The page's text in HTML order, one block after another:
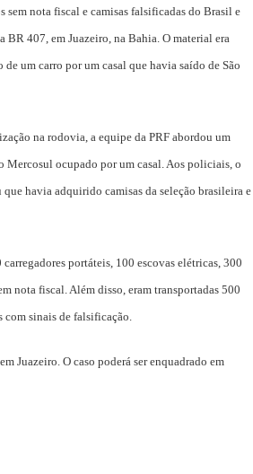
sem nota fiscal e camisas falsificadas do Brasil e
BR 407, em Juazeiro, na Bahia. O material era
de um carro por um casal que havia saído de São
na rodovia, a equipe da PRF abordou um
Mercosul ocupado por um casal. Aos policiais, o
havia adquirido camisas da seleção brasileira e
portáteis, 100 escovas elétricas, 300
nota fiscal. Além disso, eram transportadas 500
com sinais de falsificação.
Juazeiro. O caso poderá ser enquadrado em